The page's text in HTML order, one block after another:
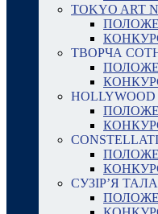
TOKYO ART
ТВОРЧА
СУЗІР’Я